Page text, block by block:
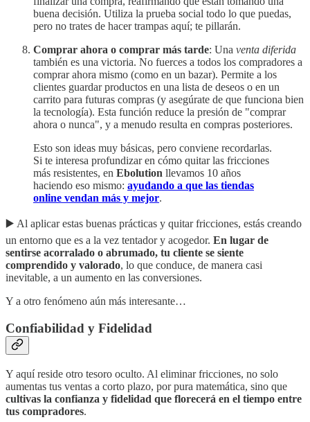
buena decisión. Utiliza la prueba social todo lo que puedas,
pero no trates de hacer trampas aquí; te pillarán.
Comprar ahora o comprar más tarde: Una venta diferida
también es una victoria. No fuerces a todos los compradores a
comprar ahora mismo (como en un bazar). Permite a los
clientes guardar productos en una lista de deseos o en un
carrito para futuras compras (y asegúrate de que funciona bien
la tecnología). Esta función reduce la presión de "comprar
ahora o nunca", y a menudo resulta en compras posteriores.
Esto son ideas muy básicas, pero conviene recordarlas.
Si te interesa profundizar en cómo quitar las fricciones
más resistentes, en Ebolution llevamos 10 años
haciendo eso mismo: ayudando a que las tiendas
online vendan más y mejor.
▶️ Al aplicar estas buenas prácticas y quitar fricciones, estás creando
un entorno que es a la vez tentador y acogedor. En lugar de
sentirse acorralado o abrumado, tu cliente se siente
comprendido y valorado, lo que conduce, de manera casi
inevitable, a un aumento en las conversiones.
Y a otro fenómeno aún más interesante…
Confiabilidad y Fidelidad
Y aquí reside otro tesoro oculto. Al eliminar fricciones, no solo
aumentas tus ventas a corto plazo, por pura matemática, sino que
cultivas la confianza y fidelidad que florecerá en el tiempo entre
tus compradores.